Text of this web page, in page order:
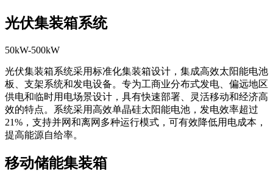
光伏集装箱系统
50kW-500kW
光伏集装箱系统采用标准化集装箱设计，集成高效太阳能电池
板、支架系统和发电设备。专为工商业分布式发电、偏远地区
供电和临时用电场景设计，具有快速部署、灵活移动和经济高
效的特点。系统采用高效单晶硅太阳能电池，发电效率超过
21%，支持并网和离网多种运行模式，可有效降低用电成本，
提高能源自给率。
移动储能集装箱